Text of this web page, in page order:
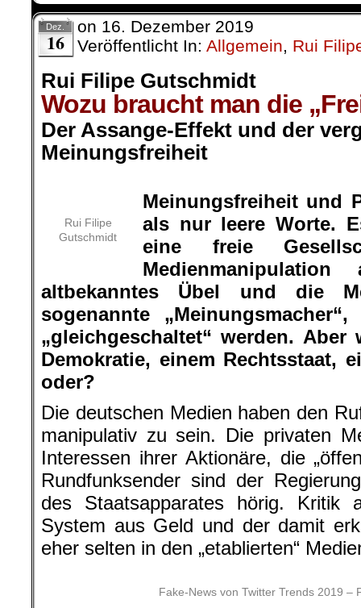
Dez.
16
on 16. Dezember 2019
Veröffentlicht In: Allgemein Rui
Rui Filipe Gutschmidt
Wozu braucht man die
Der Assange-Effekt und der
Meinungsfreiheit
Rui Filipe
Gutschmidt
Meinungsfreiheit und
als nur leere Worte.
eine freie
altbekanntes Übel und die
sogenannte
„gleichgeschaltet“ werden.
Demokratie, einem Rechtsstaat,
oder?
Die deutschen Medien haben den
manipulativ zu sein. Die privaten
Interessen ihrer Aktionäre, die
Rundfunksender sind der
des Staatsapparates hörig. Kritik
System aus Geld und der damit
eher selten in den „etablierten“
Fake-News von Twitter Trends 2019 –